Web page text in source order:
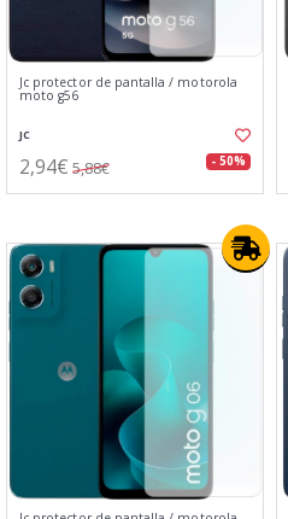
Jc protector de pantalla / motorola
moto g56
JC
2,94€ 5,88€ - 50%